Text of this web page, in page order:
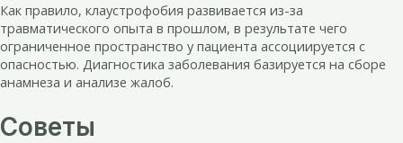
Как правило, клаустрофобия развивается из-за
травматического опыта в прошлом, в результате чего
ограниченное пространство у пациента ассоциируется с
опасностью. Диагностика заболевания базируется на сборе
анамнеза и анализе жалоб.
Советы